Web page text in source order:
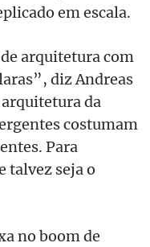
em escala.
arquitetura com
diz Andreas
da
costumam
Para
talvez seja o
no boom de